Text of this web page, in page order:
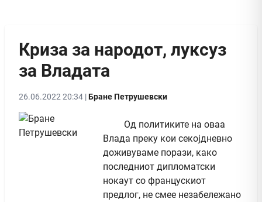
Криза за народот, луксуз
за Владата
26.06.2022 20:34 |Бране Петрушевски
Од политиките на оваа
Влада преку кои секојдневно
доживуваме порази, како
последниот дипломатски
нокаут со францускиот
предлог, не смее незабележано